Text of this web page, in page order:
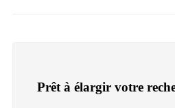
Prêt à élargir votre